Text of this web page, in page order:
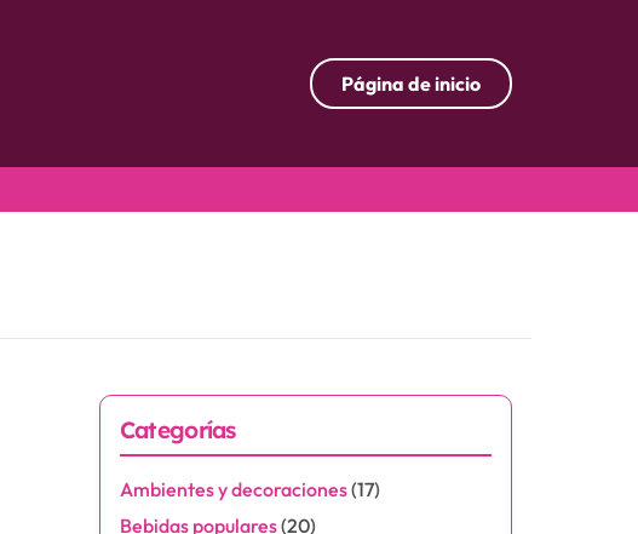
Página de inicio
Categorías
Ambientes y decoraciones(17)
Bebidas populares(20)